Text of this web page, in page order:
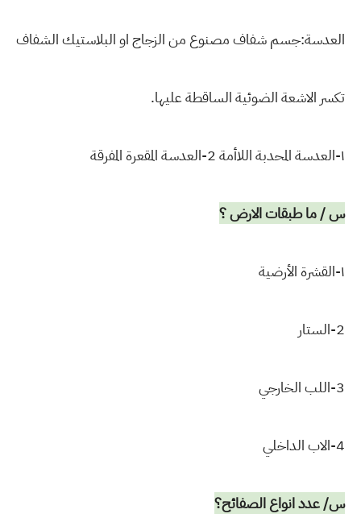
العدسة:جسم شفاف مصنوع من الزجاج او البلاستيك الشفاف
تكسر الاشعة الضوئية الساقطة عليها.
١-العدسة المحدبة اللاأمة 2-العدسة المقعرة المفرقة
س / ما طبقات الارض ؟
١-القشرة الأرضية
2-الستار
3-اللب الخارجي
4-الاب الداخلي
س/ عدد انواع الصفائح؟